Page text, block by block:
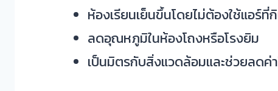
ห้องเรียนเย็นขึ้นโดยไม่ต้องใช้แอร์ที่
ลดอุณหภูมิในห้องโถงหรือโรงยิม
เป็นมิตรกับสิ่งแวดล้อมและช่วยลดค่